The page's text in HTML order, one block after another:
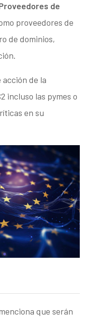
de
proveedores de
de dominios,
de la
incluso las pymes o
en su
que serán